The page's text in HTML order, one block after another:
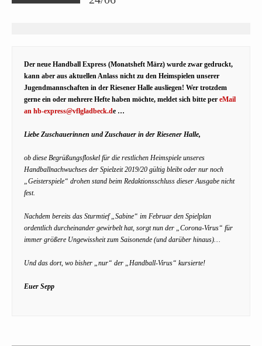
Der neue Handball Express (Monatsheft März) wurde zwar gedruckt,
kann aber aus aktuellen Anlass nicht zu den Heimspielen unserer
Jugendmannschaften in der Riesener Halle ausliegen! Wer trotzdem
gerne ein oder mehrere Hefte haben möchte, meldet sich bitte per eMail
an hb-express@vflgladbeck.de …
Liebe Zuschauerinnen und Zuschauer in der Riesener Halle,
ob diese Begrüßungsfloskel für die restlichen Heimspiele unseres
Handballnachwuchses der Spielzeit 2019/20 gültig bleibt oder nur noch
„Geisterspiele“ drohen stand beim Redaktionsschluss dieser Ausgabe nicht
fest.
Nachdem bereits das Sturmtief „Sabine“ im Februar den Spielplan
ordentlich durcheinander gewirbelt hat, sorgt nun der „Corona-Virus“ für
immer größere Ungewissheit zum Saisonende (und darüber hinaus)…
Und das dort, wo bisher „nur“ der „Handball-Virus“ kursierte!
Euer Sepp